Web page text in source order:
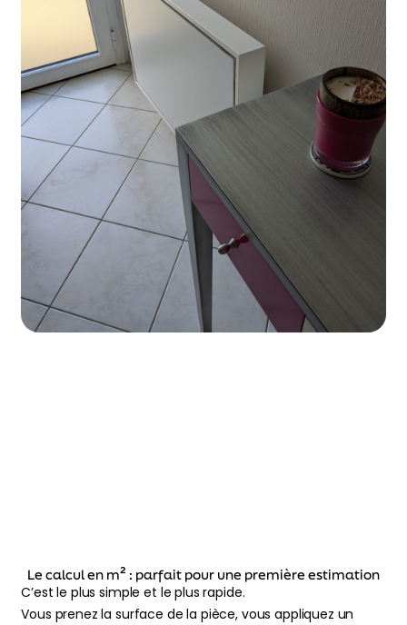
Le calcul en m² : parfait pour une première estimation
C’est le plus simple et le plus rapide.
Vous prenez la surface de la pièce, vous appliquez un